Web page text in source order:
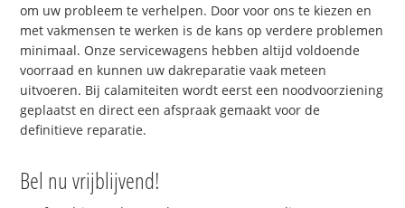
om uw probleem te verhelpen. Door voor ons te kiezen en
met vakmensen te werken is de kans op verdere problemen
minimaal. Onze servicewagens hebben altijd voldoende
voorraad en kunnen uw dakreparatie vaak meteen
uitvoeren. Bij calamiteiten wordt eerst een noodvoorziening
geplaatst en direct een afspraak gemaakt voor de
definitieve reparatie.
Bel nu vrijblijvend!